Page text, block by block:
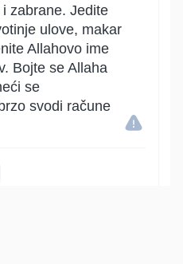
zabrane. Jedite
ulove, makar
Allahovo ime
Bojte se Allaha
se
svodi račune